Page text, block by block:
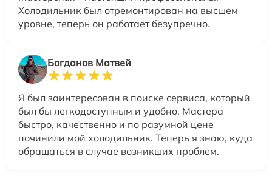
Холодильник был отремонтирован на высшем
уровне, теперь он работает безупречно.
Богданов Матвей
Я был заинтересован в поиске сервиса, который
был бы легкодоступным и удобно. Мастера
быстро, качественно и по разумной цене
починили мой холодильник. Теперь я знаю, куда
обращаться в случае возникших проблем.